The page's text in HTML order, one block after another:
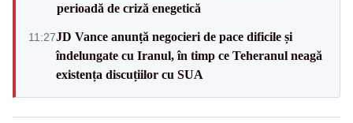
perioadă de criză enegetică
11:27JD Vance anunță negocieri de pace dificile și
îndelungate cu Iranul, în timp ce Teheranul neagă
existența discuțiilor cu SUA